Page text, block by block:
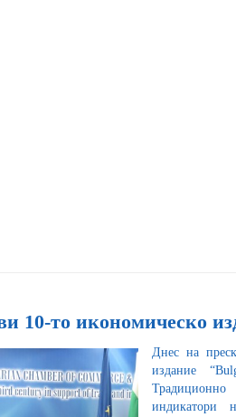
10-то икономическо
Днес на
издание
индикатори